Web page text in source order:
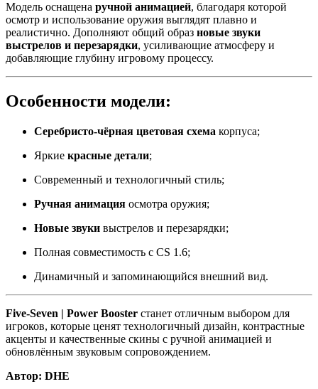
Модель оснащена ручной анимацией, благодаря которой
осмотр и использование оружия выглядят плавно и
реалистично. Дополняют общий образ новые звуки
выстрелов и перезарядки, усиливающие атмосферу и
добавляющие глубину игровому процессу.
Особенности модели:
Серебристо-чёрная цветовая схема корпуса;
Яркие красные детали;
Современный и технологичный стиль;
Ручная анимация осмотра оружия;
Новые звуки выстрелов и перезарядки;
Полная совместимость с CS 1.6;
Динамичный и запоминающийся внешний вид.
Five-Seven | Power Booster станет отличным выбором для
игроков, которые ценят технологичный дизайн, контрастные
акценты и качественные скины с ручной анимацией и
обновлённым звуковым сопровождением.
Автор: DHE